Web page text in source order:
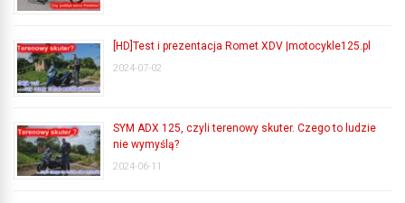
[HD]Test i prezentacja Romet XDV |motocykle125.pl
2024-07-02
SYM ADX 125, czyli terenowy skuter. Czego to ludzie
nie wymyślą?
2024-06-11